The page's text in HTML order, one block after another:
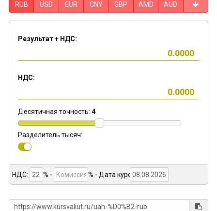
RUB USD EUR CNY GBP AMD AUD
Результат + НДС:
НДС:
Десятичная точность: 4
Разделитель тысяч:
НДС: % - % - Дата курса: